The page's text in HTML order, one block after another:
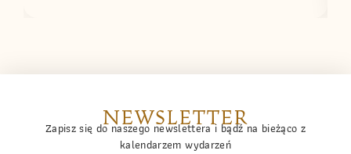
NEWSLETTER
Zapisz się do naszego newslettera i bądź na bieżąco z
kalendarzem wydarzeń